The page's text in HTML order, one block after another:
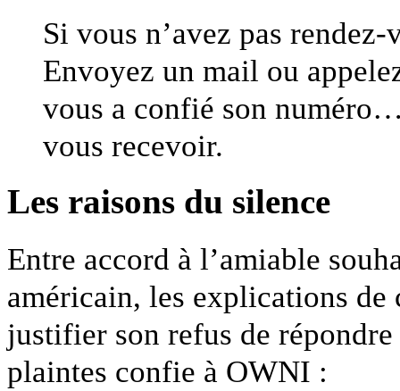
Si vous n’avez pas
Envoyez un mail ou
vous a confié son
vous recevoir.
Les raisons du silence
Entre accord à l’amiable
américain, les explications de
justifier son refus de
plaintes confie à OWNI :